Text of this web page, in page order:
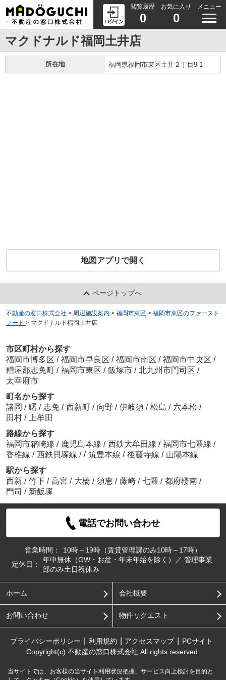
閲覧履歴
0
お気に入り
0
メニュー
マクドナルド福岡土井店
所在地 福岡県福岡市東区土井２丁目9-1
地図アプリで開く
ページトップへ
不動産の窓口株式会社 > 周辺施設案内 > 福岡市東区 > 福岡市東区のファースト
フード > マクドナルド福岡土井店
市区町村から探す
福岡市博多区 / 福岡市早良区 / 福岡市南区 / 福岡市中央区 /
糟屋郡志免町 / 福岡市東区 / 飯塚市 / 北九州市門司区 /
太宰府市
町名から探す
諸岡 / 曙 / 志免 / 西新町 / 向野 / 伊岐須 / 松島 / 六本松 /
田村 /
上牟田
路線から探す
福岡市箱崎線 / 鹿児島本線 / 西鉄大牟田線 / 福岡市七隈線 /
香椎線 / 西鉄貝塚線 / / 筑豊本線 / 後藤寺線 / 山陽本線
駅から探す
西新 / 竹下 / 高宮 / 大橋 / 須恵 / 藤崎 / 七隈 / 都府楼南 /
門司 / 新飯塚
電話でお問い合わせ
営業時間：
10時～19時（賃貸管理課のみ10時～17時）
定休日：
年中無休（GW・お盆・年末年始を除く）／ 管理事業
部のみ土日祝休み
ホーム 会社概要
お問い合わせ 物件リクエスト
プライバシーポリシー 利用規約 アクセスマップ
PCサイト
Copyright(c) 不動産の窓口株式会社 All rights reserved.
当サイトでは、お客様の当サイト利用状況把握、サービス向上検討を目的と